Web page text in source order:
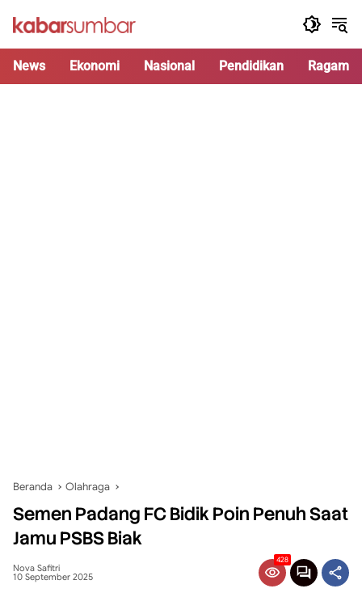
News Ekonomi Nasional Pendidikan Ragam
Beranda Olahraga
Semen Padang FC Bidik Poin Penuh Saat
Jamu PSBS Biak
Nova Safitri
10 September 2025
428